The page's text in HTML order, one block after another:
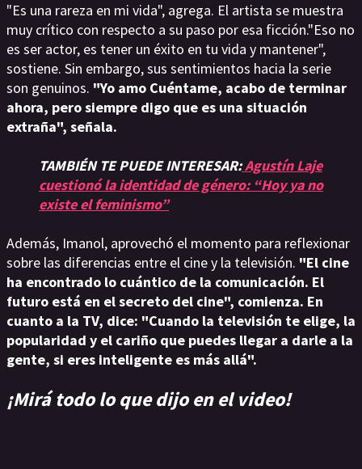
"Es una rareza en mi vida", agrega. El artista se muestra
muy crítico con respecto a su paso por esa ficción."Eso no
es ser actor, es tener un éxito en tu vida y mantener",
sostiene. Sin embargo, sus sentimientos hacia la serie
son genuinos. "Yo amo Cuéntame, acabo de terminar
ahora, pero siempre digo que es una situación
extraña", señala.
TAMBIÉN TE PUEDE INTERESAR:Agustín Laje
cuestionó la identidad de género: “Hoy ya no
existe el feminismo”
Además, Imanol, aprovechó el momento para reflexionar
sobre las diferencias entre el cine y la televisión. "El cine
ha encontrado lo cuántico de la comunicación. El
futuro está en el secreto del cine", comienza. En
cuanto a la TV, dice: "Cuando la televisión te elige, la
popularidad y el cariño que puedes llegar a darle a la
gente, si eres inteligente es más allá".
¡Mirá todo lo que dijo en el video!